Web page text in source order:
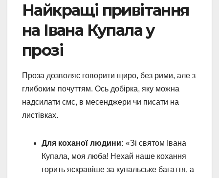
Найкращі привітання
на Івана Купала у
прозі
Проза дозволяє говорити щиро, без рими, але з
глибоким почуттям. Ось добірка, яку можна
надсилати смс, в месенджери чи писати на
листівках.
Для коханої людини: «Зі святом Івана
Купала, моя люба! Нехай наше кохання
горить яскравіше за купальське багаття, а